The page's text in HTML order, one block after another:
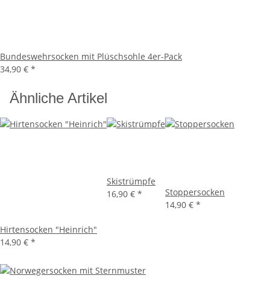
Bundeswehrsocken mit Plüschsohle 4er-Pack
34,90 € *
Ähnliche Artikel
Hirtensocken "Heinrich"
14,90 € *
Skistrümpfe
16,90 € *
Stoppersocken
14,90 € *